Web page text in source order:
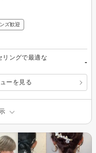
ズ歓迎
リングで最適な
-
ーを見る